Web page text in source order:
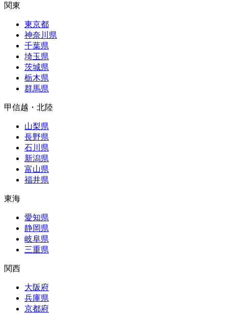
関東
東京都
神奈川県
千葉県
埼玉県
茨城県
栃木県
群馬県
甲信越・北陸
山梨県
長野県
石川県
新潟県
富山県
福井県
東海
愛知県
静岡県
岐阜県
三重県
関西
大阪府
兵庫県
京都府